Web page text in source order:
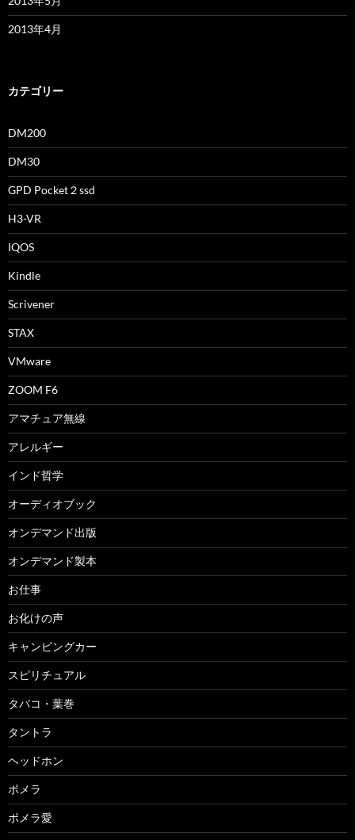
2013年4月
カテゴリー
DM200
DM30
GPD Pocket２ssd
H3-VR
IQOS
Kindle
Scrivener
STAX
VMware
ZOOM F6
アマチュア無線
アレルギー
インド哲学
オーディオブック
オンデマンド出版
オンデマンド製本
お仕事
お化けの声
キャンピングカー
スピリチュアル
タバコ・葉巻
タントラ
ヘッドホン
ポメラ
ポメラ愛